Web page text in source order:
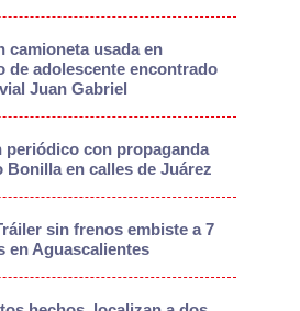
camioneta usada en
de adolescente encontrado
Juan Gabriel
periódico con propaganda
Bonilla en calles de Juárez
sin frenos embiste a 7
en Aguascalientes